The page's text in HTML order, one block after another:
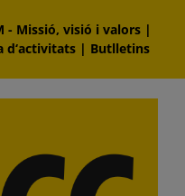
- Missió, visió i valors |
d‘activitats| Butlletins